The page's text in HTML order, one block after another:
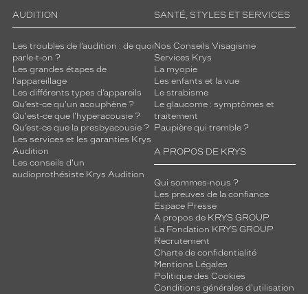
monture
300
Brun
Cristal
Couleur
du
verre
Gris
dégradé
Indice
AUDITION
Les troubles de l’audition : de quoi
parle-t-on ?
Les grandes étapes de
l'appareillage
Les différents types d’appareils
Qu’est-ce qu'un acouphène ?
Qu'est-ce que l'hyperacousie ?
Qu’est-ce que la presbyacousie ?
Les services et les garanties Krys
Audition
Les conseils d'un
audioprothésiste Krys Audition
SANTÉ, STYLES ET SERVICES
Nos Conseils Visagisme
Services Krys
La myopie
Les enfants et la vue
Le strabisme
Le glaucome : symptômes et
traitement
Paupière qui tremble ?
A PROPOS DE KRYS
Qui sommes-nous ?
Les preuves de la confiance
Espace Presse
A propos de KRYS GROUP
La Fondation KRYS GROUP
Recrutement
Charte de confidentialité
Mentions Légales
Politique des Cookies
Conditions générales d'utilisation